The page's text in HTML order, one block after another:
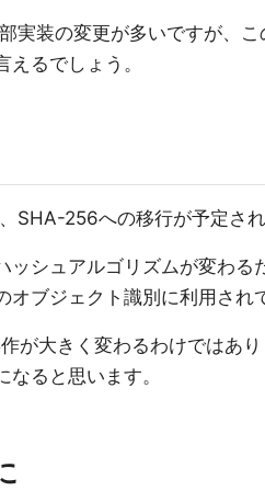
実装の変更が多いですが、
えるでしょう。
SHA-256への移行が予定され
ッシュアルゴリズムが変わる
オブジェクト識別に利用され
が大きく変わるわけではあ
なると思います。